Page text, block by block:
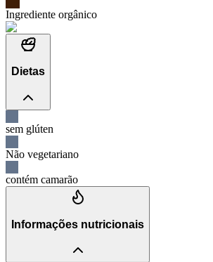
Ingrediente orgânico
Dietas
sem glúten
Não vegetariano
contém camarão
Informações nutricionais